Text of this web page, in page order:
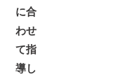
に合
わせ
て指
導し